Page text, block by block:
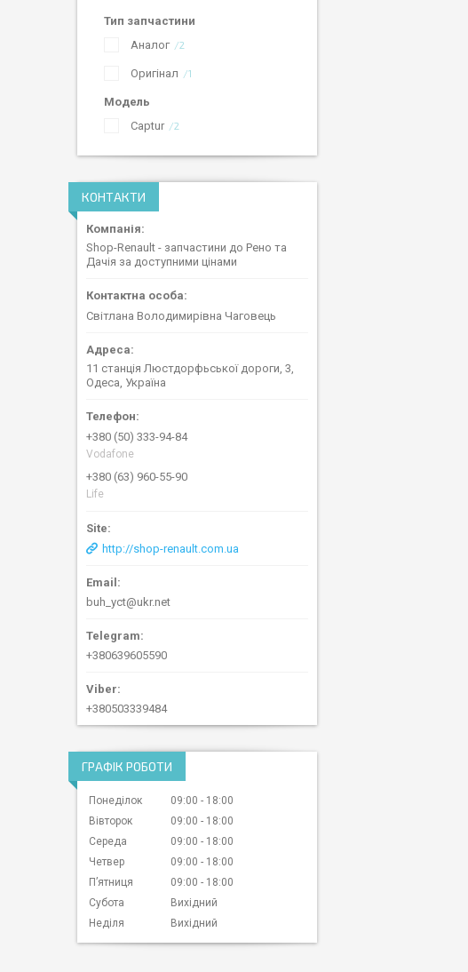
Тип запчастини
Аналог
2
Оригінал 1
Модель
Captur
2
КОНТАКТИ
Shop-Renault - запчастини до Рено та
Дачія за доступними цінами
Світлана Володимирівна Чаговець
11 станція Люстдорфьської дороги, 3,
Одеса, Україна
+380 (50) 333-94-84
Vodafone
+380 (63) 960-55-90
Life
http://shop-renault.com.ua
buh_yct@ukr.net
+380639605590
+380503339484
ГРАФІК РОБОТИ
Понеділок 09:00
18:00
Вівторок
09:00
18:00
Середа
09:00
18:00
Четвер
09:00
18:00
Пʼятниця
09:00
18:00
Субота
Вихідний
Неділя
Вихідний